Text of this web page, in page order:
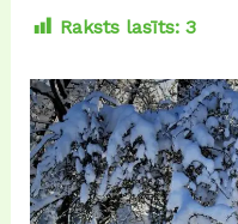
Raksts lasīts: 3